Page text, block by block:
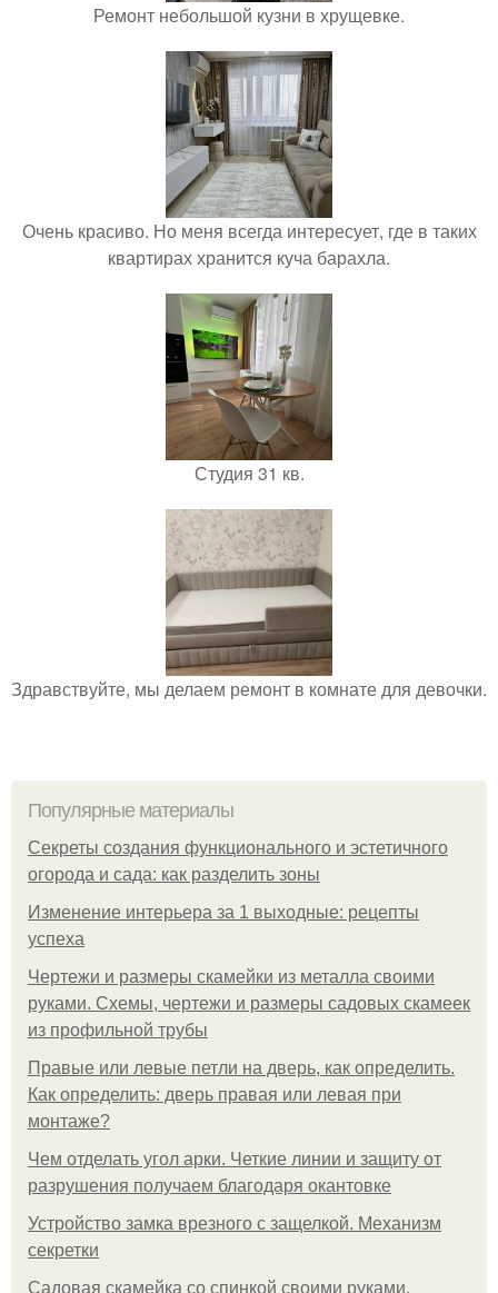
Ремонт небольшой кузни в хрущевке.
Очень красиво. Но меня всегда интересует, где в таких
квартирах хранится куча барахла.
Студия 31 кв.
Здравствуйте, мы делаем ремонт в комнате для девочки.
Популярные материалы
Секреты создания функционального и эстетичного
огорода и сада: как разделить зоны
Изменение интерьера за 1 выходные: рецепты
успеха
Чертежи и размеры скамейки из металла своими
руками. Схемы, чертежи и размеры садовых скамеек
из профильной трубы
Правые или левые петли на дверь, как определить.
Как определить: дверь правая или левая при
монтаже?
Чем отделать угол арки. Четкие линии и защиту от
разрушения получаем благодаря окантовке
Устройство замка врезного с защелкой. Механизм
секретки
Садовая скамейка со спинкой своими руками.